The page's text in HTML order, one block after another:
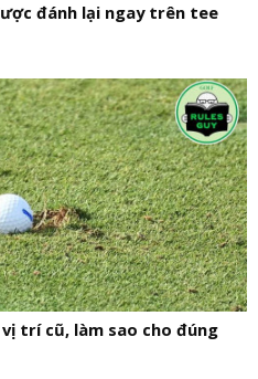
đánh lại ngay trên tee
trí cũ, làm sao cho đúng